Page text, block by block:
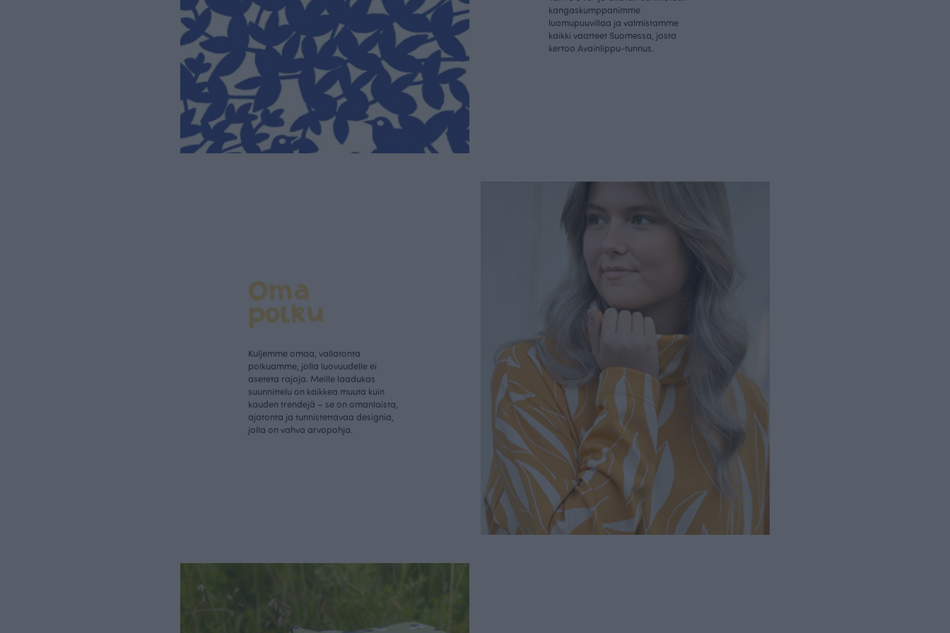
kangaskumppanimme
luomupuuvillaa ja valmistamme
kaikki vaatteet Suomessa, josta
kertoo Avainlippu-tunnus.
Oma
polku
Kuljemme omaa, vallatonta
polkuamme, jolla luovuudelle ei
aseteta rajoja. Meille laadukas
suunnittelu on kaikkea muuta kuin
kauden trendejä – se on omanlaista,
ajatonta ja tunnistettavaa designia,
jolla on vahva arvopohja.